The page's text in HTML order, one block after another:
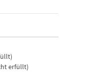
erfüllt)